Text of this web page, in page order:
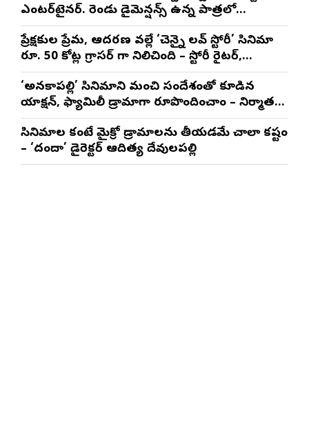
ఎంటర్‌టైనర్. రెండు డైమెన్షన్స్ ఉన్న పాత్రలో
నటించడం చాలా సంతృప్తినిచ్చింది : వరుణ్ తేజ్
ప్రేక్షకుల ప్రేమ, ఆదరణ వల్లే ‘చెన్నై లవ్ స్టోరీ’ సినిమా
రూ. 50 కోట్ల గ్రాసర్ గా నిలిచింది – స్టోరీ రైటర్,
ప్రొడ్యూసర్ సాయి రాజేష్
‘అనకాపల్లి’ సినిమాని మంచి సందేశంతో కూడిన
యాక్షన్, ఫ్యామిలీ డ్రామాగా రూపొందించాం – నిర్మాతలు
త్రినాథరావు నక్కిన, కాండ్రేగుల నాయుడు
సినిమాల కంటే మైక్రో డ్రామాలను తీయడమే చాలా కష్టం
– ‘దందా’ డైరెక్ట‌ర్ ఆదిత్య దేవులపల్లి